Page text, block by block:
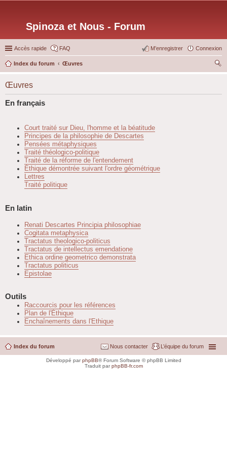
Spinoza et Nous - Forum
Accès rapide FAQ Connexion
M’enregistrer
Index du forum
Œuvres
Œuvres
En français
Court traité sur Dieu, l'homme et la béatitude
Principes de la philosophie de Descartes
Pensées métaphysiques
Traité théologico-politique
Traité de la réforme de l'entendement
Éthique démontrée suivant l'ordre géométrique
Lettres
Traité politique
En latin
Renati Descartes Principia philosophiae
Cogitata metaphysica
Tractatus theologico-politicus
Tractatus de intellectus emendatione
Ethica ordine geometrico demonstrata
Tractatus politicus
Epistolae
Outils
Raccourcis pour les références
Plan de l'Éthique
Enchaînements dans l'Ethique
Index du forum L’équipe du forum
Nous contacter
Développé parphpBB® Forum Software © phpBB Limited
Traduit parphpBB-fr.com